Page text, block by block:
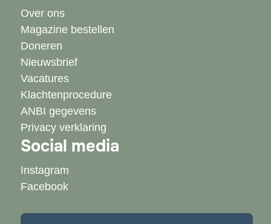
Over ons
Magazine bestellen
Doneren
Nieuwsbrief
Vacatures
Klachtenprocedure
ANBI gegevens
Privacy verklaring
Social media
Instagram
Facebook